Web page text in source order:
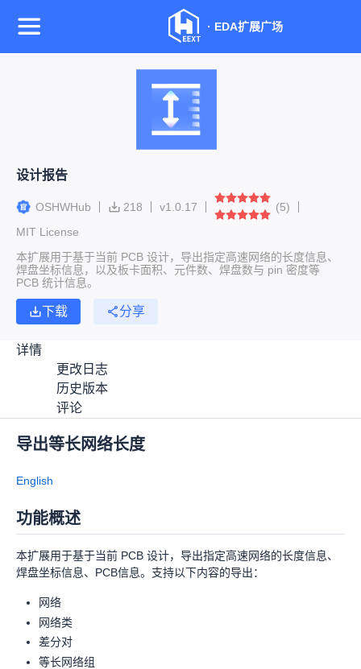
· EDA扩展广场
设计报告
OSHWHub 218 v1.0.17 (5)
MIT License
本扩展用于基于当前 PCB 设计，导出指定高速网络的长度信息、
焊盘坐标信息，以及板卡面积、元件数、焊盘数与 pin 密度等
PCB 统计信息。
下载 分享
详情
更改日志
历史版本
评论
设计报告 OSHWHub
MIT License
详情
更改日志
历史版本
导出等长网络长度
English
功能概述
本扩展用于基于当前 PCB 设计，导出指定高速网络的长度信息、
焊盘坐标信息、PCB信息。支持以下内容的导出：
网络
网络类
差分对
等长网络组